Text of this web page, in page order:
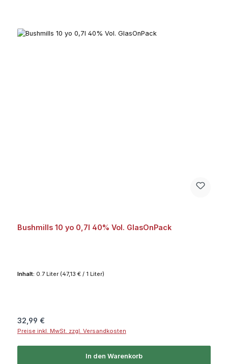
Bushmills 10 yo 0,7l 40% Vol. GlasOnPack
Inhalt: 0.7 Liter (47,13 € / 1 Liter)
Regulärer Preis:
32,99 €
Preise inkl. MwSt. zzgl. Versandkosten
In den Warenkorb